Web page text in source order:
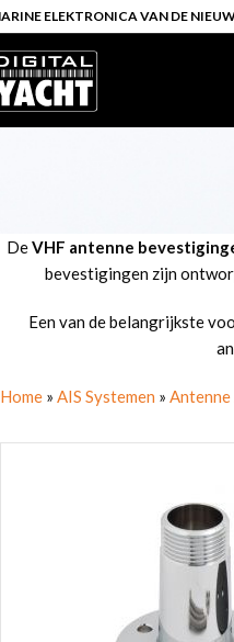
ELEKTRONICA VAN DE
DeVHF antenne
bevestigingen zijn
Een van de belangrijkste
Home » AIS Systemen » Antenne